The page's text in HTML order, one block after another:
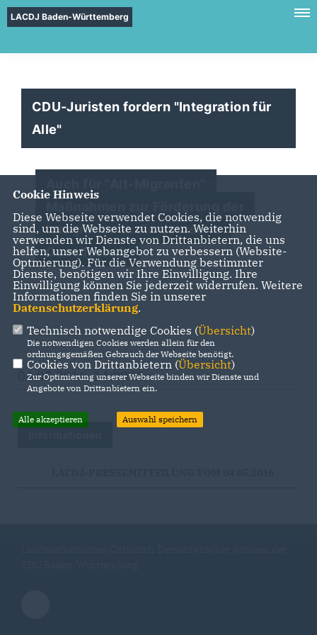
LACDJ Baden-Württemberg
CDU-Juristen fordern "Integration für
Alle"
Integration in die deutsche
Gesellschaft
04.05.2016, 14:00 Uhr
Cookie Hinweis
Diese Webseite verwendet Cookies, die notwendig
sind, um die Webseite zu nutzen. Weiterhin
verwenden wir Dienste von Drittanbietern, die uns
helfen, unser Webangebot zu verbessern (Website-
Optmierung). Für die Verwendung bestimmter
Dienste, benötigen wir Ihre Einwilligung. Ihre
Einwilligung können Sie jederzeit widerrufen. Weitere
Informationen finden Sie in unserer
Datenschutzerklärung.
Technisch notwendige Cookies (Übersicht)
Die notwendigen Cookies werden allein für den
ordnungsgemäßen Gebrauch der Webseite benötigt.
Cookies von Drittanbietern (Übersicht)
Zur Optimierung unserer Webseite binden wir Dienste und
Angebote von Drittanbietern ein.
Alle akzeptieren Auswahl speichern